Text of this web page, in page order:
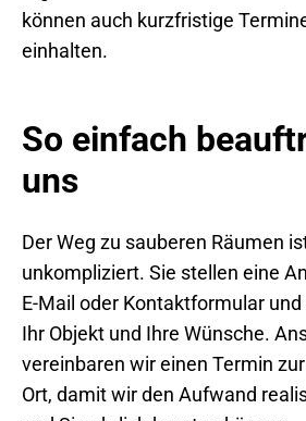
können auch kurzfristige
einhalten.
So einfach
uns
Der Weg zu sauberen Räumen
unkompliziert. Sie stellen eine
E-Mail oder Kontaktformular
Ihr Objekt und Ihre Wünsche.
vereinbaren wir einen Termin
Ort, damit wir den Aufwand